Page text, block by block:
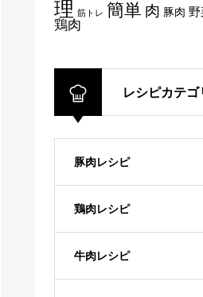
理 筋トレ 簡単 肉 豚肉
鶏肉
レシピカテゴ
豚肉レシピ
鶏肉レシピ
牛肉レシピ